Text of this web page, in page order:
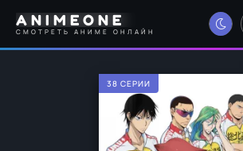
ANIMEONE
СМОТРЕТЬ АНИМЕ ОНЛАЙН
38 СЕРИИ